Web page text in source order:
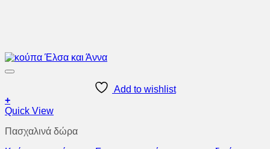
Add to wishlist
+
Quick View
Πασχαλινά δώρα